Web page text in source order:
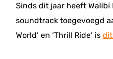
Sinds dit jaar heeft
soundtrack toegevoegd
World’ en ‘Thrill Ride’ is